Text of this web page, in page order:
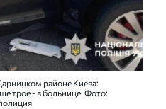
районе Киева:
трое - в больнице. Фото: